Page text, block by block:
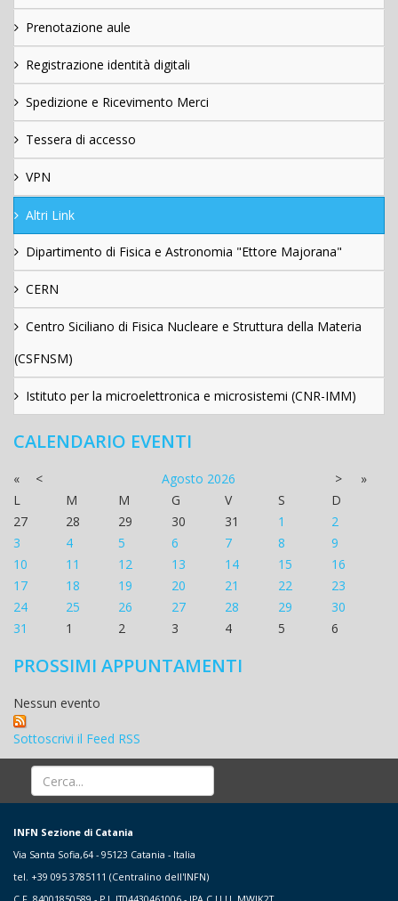
Prenotazione aule
Registrazione identità digitali
Spedizione e Ricevimento Merci
Tessera di accesso
VPN
Altri Link
Dipartimento di Fisica e Astronomia "Ettore Majorana"
CERN
Centro Siciliano di Fisica Nucleare e Struttura della Materia
(CSFNSM)
Istituto per la microelettronica e microsistemi (CNR-IMM)
CALENDARIO EVENTI
« < Agosto 2026 >
»
L
M M G V S
D
27
28 29 30 31 1
2
3
4 5 6 7 8
9
10
11 12 13 14 15
16
17
18 19 20 21 22
23
24
25 26 27 28 29
30
31
1 2 3 4 5 6
PROSSIMI APPUNTAMENTI
Nessun evento
Sottoscrivi il Feed RSS
INFN Sezione di Catania
Via Santa Sofia,64 - 95123 Catania - Italia
tel. +39 095 3785111 (Centralino dell'INFN)